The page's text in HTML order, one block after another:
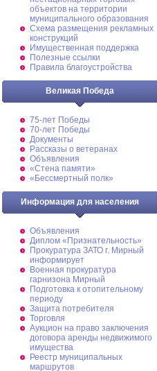
объектов на территории
муниципального образования
Схема размещения рекламных
конструкций
Имущественная поддержка
Полезные ссылки
Правила благоустройства
Великая Победа
75-лет Победы
70-лет Победы
Документы
Рассказы о ветеранах
Объявления
«Стена памяти»
«Бессмертный полк»
Информация для населения
Объявления
Диплом «Признательность»
Прокуратура ЗАТО г. Мирный
информирует
Военная прокуратура
гарнизона Мирный
Подготовка к отопительному
периоду
Защита потребителя
Торговля
Аукцион на право заключения
договора аренды недвижимого
имущества
Реестр муниципальных
маршрутов